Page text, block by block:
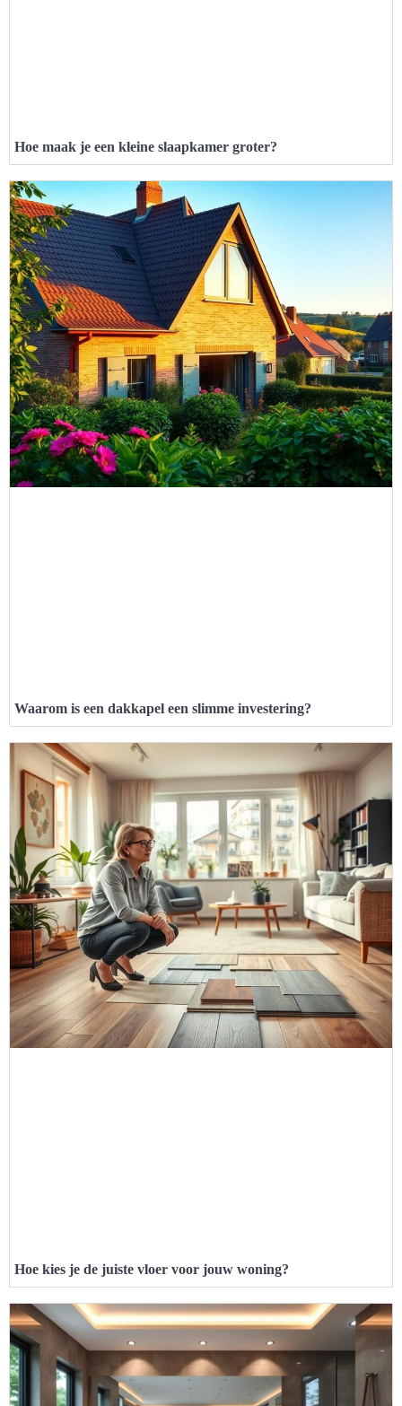
Hoe maak je een kleine slaapkamer groter?
Waarom is een dakkapel een slimme investering?
Hoe kies je de juiste vloer voor jouw woning?